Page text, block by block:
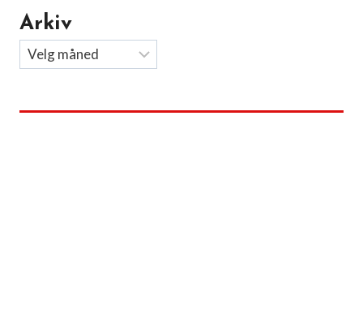
Arkiv
Arkiv